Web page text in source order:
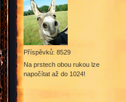
Příspěvků: 8529
Na prstech obou rukou lze
napočítat až do 1024!